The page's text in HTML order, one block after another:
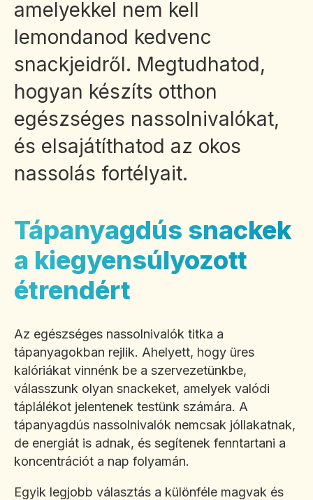
amelyekkel nem kell
lemondanod kedvenc
snackjeidről. Megtudhatod,
hogyan készíts otthon
egészséges nassolnivalókat,
és elsajátíthatod az okos
nassolás fortélyait.
Tápanyagdús snackek
a kiegyensúlyozott
étrendért
Az egészséges nassolnivalók titka a
tápanyagokban rejlik. Ahelyett, hogy üres
kalóriákat vinnénk be a szervezetünkbe,
válasszunk olyan snackeket, amelyek valódi
táplálékot jelentenek testünk számára. A
tápanyagdús nassolnivalók nemcsak jóllakatnak,
de energiát is adnak, és segítenek fenntartani a
koncentrációt a nap folyamán.
Egyik legjobb választás a különféle magvak és